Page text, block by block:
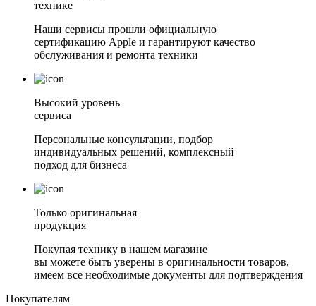
технике
Наши сервисы прошли официальную
сертификацию Apple и гарантируют качество
обслуживания и ремонта техники
Высокий уровень
сервиса
Персональные консультации, подбор
индивидуальных решений, комплексный
подход для бизнеса
Только оригинальная
продукция
Покупая технику в нашем магазине
вы можете быть уверены в оригинальности товаров,
имеем все необходимые документы для подтверждения
Покупателям